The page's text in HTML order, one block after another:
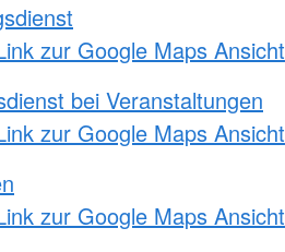
zur Google Maps Ansicht
bei Veranstaltungen
zur Google Maps Ansicht
zur Google Maps Ansicht